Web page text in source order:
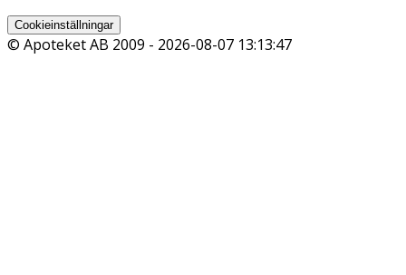
Cookieinställningar
© Apoteket AB 2009 - 2026-08-07 13:13:47